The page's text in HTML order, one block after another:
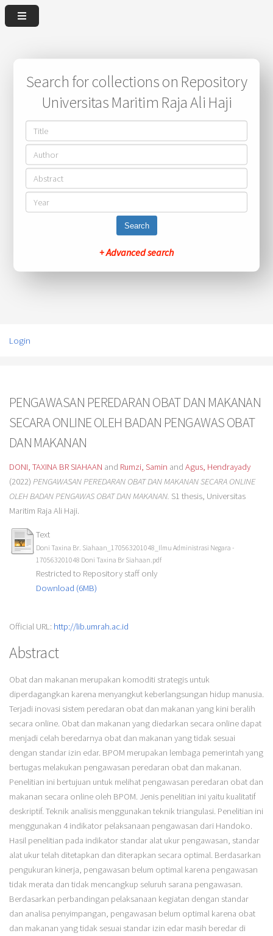
Search for collections on Repository
Universitas Maritim Raja Ali Haji
Search
+ Advanced search
Login
PENGAWASAN PEREDARAN OBAT DAN MAKANAN
SECARA ONLINE OLEH BADAN PENGAWAS OBAT
DAN MAKANAN
DONI, TAXINA BR SIAHAAN and Rumzi, Samin and Agus, Hendrayady
(2022) PENGAWASAN PEREDARAN OBAT DAN MAKANAN SECARA ONLINE
OLEH BADAN PENGAWAS OBAT DAN MAKANAN. S1 thesis, Universitas
Maritim Raja Ali Haji.
Text
Doni Taxina Br. Siahaan_170563201048_Ilmu Administrasi Negara -
170563201048 Doni Taxina Br Siahaan.pdf
Restricted to Repository staff only
Download (6MB)
Official URL: http://lib.umrah.ac.id
Abstract
Obat dan makanan merupakan komoditi strategis untuk
diperdagangkan karena menyangkut keberlangsungan hidup manusia.
Terjadi inovasi sistem peredaran obat dan makanan yang kini beralih
secara online. Obat dan makanan yang diedarkan secara online dapat
menjadi celah beredarnya obat dan makanan yang tidak sesuai
dengan standar izin edar. BPOM merupakan lembaga pemerintah yang
bertugas melakukan pengawasan peredaran obat dan makanan.
Penelitian ini bertujuan untuk melihat pengawasan peredaran obat dan
makanan secara online oleh BPOM. Jenis penelitian ini yaitu kualitatif
deskriptif. Teknik analisis menggunakan teknik triangulasi. Penelitian ini
menggunakan 4 indikator pelaksanaan pengawasan dari Handoko.
Hasil penelitian pada indikator standar alat ukur pengawasan, standar
alat ukur telah ditetapkan dan diterapkan secara optimal. Berdasarkan
pengukuran kinerja, pengawasan belum optimal karena pengawasan
tidak merata dan tidak mencangkup seluruh sarana pengawasan.
Berdasarkan perbandingan pelaksanaan kegiatan dengan standar
dan analisa penyimpangan, pengawasan belum optimal karena obat
dan makanan yang tidak sesuai standar izin edar masih beredar di